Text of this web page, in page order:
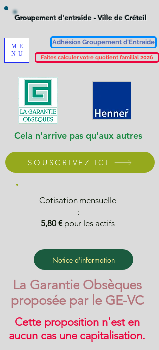
Groupement d'entraide - Ville de Créteil
ME
NU
Adhésion Groupement d'Entraide
Faites calculer votre quotient familial 2026
Cela n'arrive pas qu'aux autres
SOUSCRIVEZ ICI
Cotisation mensuelle
:
5,80 € pour les actifs
Notice d'information
La Garantie Obsèques
proposée par le GE-VC
Cette proposition n'est en
aucun cas une capitalisation.